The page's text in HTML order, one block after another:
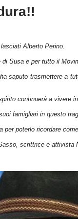
Alberto Perino.
di Susa e per tutto il
saputo trasmettere a
continuerà a vivere
famigliari in questo
per poterlo ricordare
scrittrice e attivista